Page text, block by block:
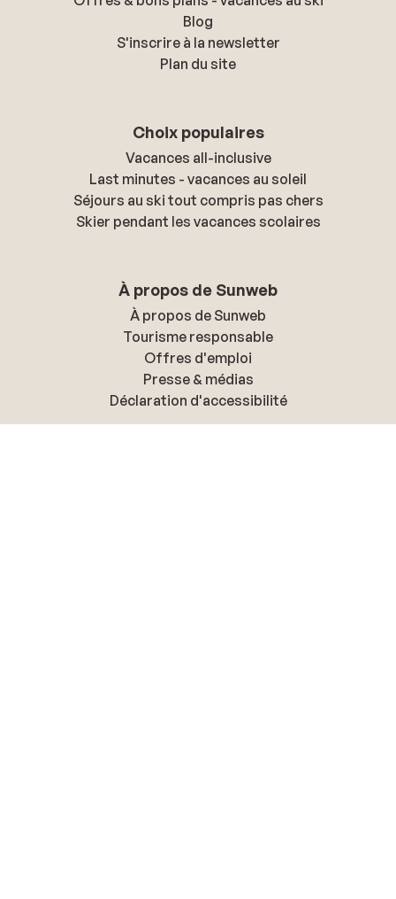
Blog
S'inscrire à la newsletter
Plan du site
Choix populaires
Vacances all-inclusive
Last minutes - vacances au soleil
Séjours au ski tout compris pas chers
Skier pendant les vacances scolaires
À propos de Sunweb
À propos de Sunweb
Tourisme responsable
Offres d'emploi
Presse & médias
Déclaration d'accessibilité